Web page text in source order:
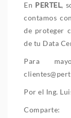
En PERTEL,
contamos
de proteger
de tu Data
Para
Por el Ing.
Comparte: